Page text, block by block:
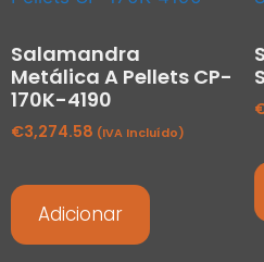
Salamandra
Metálica A Pellets CP-
170K-4190
€3,274.58 (IVA Incluído)
Adicionar